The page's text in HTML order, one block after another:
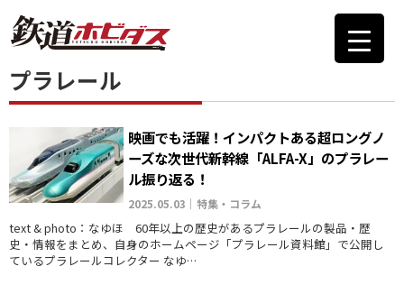
プラレール
映画でも活躍！インパクトある超ロングノ
ーズな次世代新幹線「ALFA-X」のプラレー
ル振り返る！
2025.05.03｜特集・コラム
text & photo：なゆほ 60年以上の歴史があるプラレールの製品・歴
史・情報をまとめ、自身のホームページ「プラレール資料館」で公開し
ているプラレールコレクター なゆ…